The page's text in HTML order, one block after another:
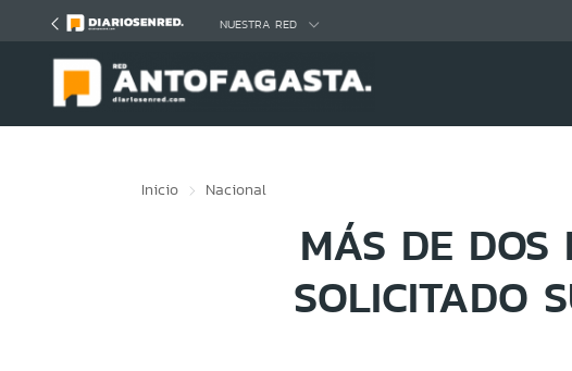
NUESTRA RED
Inicio Nacional
MÁS DE DOS
SOLICITADO